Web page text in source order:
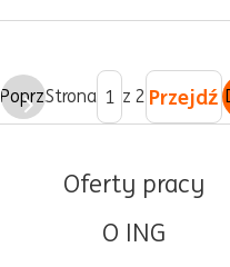
Poprz.Strona z 2 Przejdź
Oferty pracy
O ING